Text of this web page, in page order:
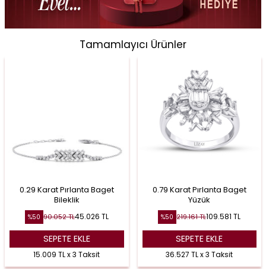
Tamamlayıcı Ürünler
0.29 Karat Pırlanta Baget
Bileklik
%50 90.052TL45.026 TL
SEPETE EKLE
15.009 TL x 3 Taksit
0.79 Karat Pırlanta Baget
Yüzük
%50 219.161TL109.581 TL
SEPETE EKLE
36.527 TL x 3 Taksit